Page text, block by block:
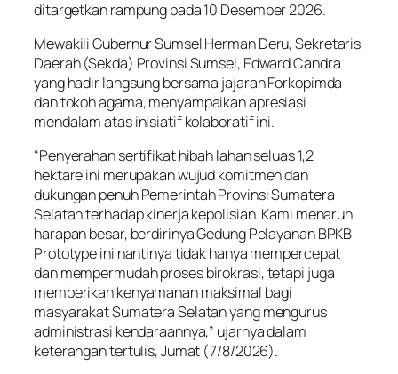
ditargetkan rampung pada 10 Desember 2026.
Mewakili Gubernur Sumsel Herman Deru, Sekretaris
Daerah (Sekda) Provinsi Sumsel, Edward Candra
yang hadir langsung bersama jajaran Forkopimda
dan tokoh agama, menyampaikan apresiasi
mendalam atas inisiatif kolaboratif ini.
“Penyerahan sertifikat hibah lahan seluas 1,2
hektare ini merupakan wujud komitmen dan
dukungan penuh Pemerintah Provinsi Sumatera
Selatan terhadap kinerja kepolisian. Kami menaruh
harapan besar, berdirinya Gedung Pelayanan BPKB
Prototype ini nantinya tidak hanya mempercepat
dan mempermudah proses birokrasi, tetapi juga
memberikan kenyamanan maksimal bagi
masyarakat Sumatera Selatan yang mengurus
administrasi kendaraannya,” ujarnya dalam
keterangan tertulis, Jumat (7/8/2026).